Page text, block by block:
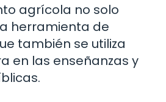
agrícola no solo
herramienta de
también se utiliza
en las enseñanzas y